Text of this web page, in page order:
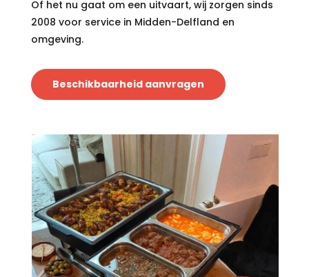
Of het nu gaat om een uitvaart, wij zorgen sinds
2008 voor service in Midden-Delfland en
omgeving.
Beschikbaarheid aanvragen